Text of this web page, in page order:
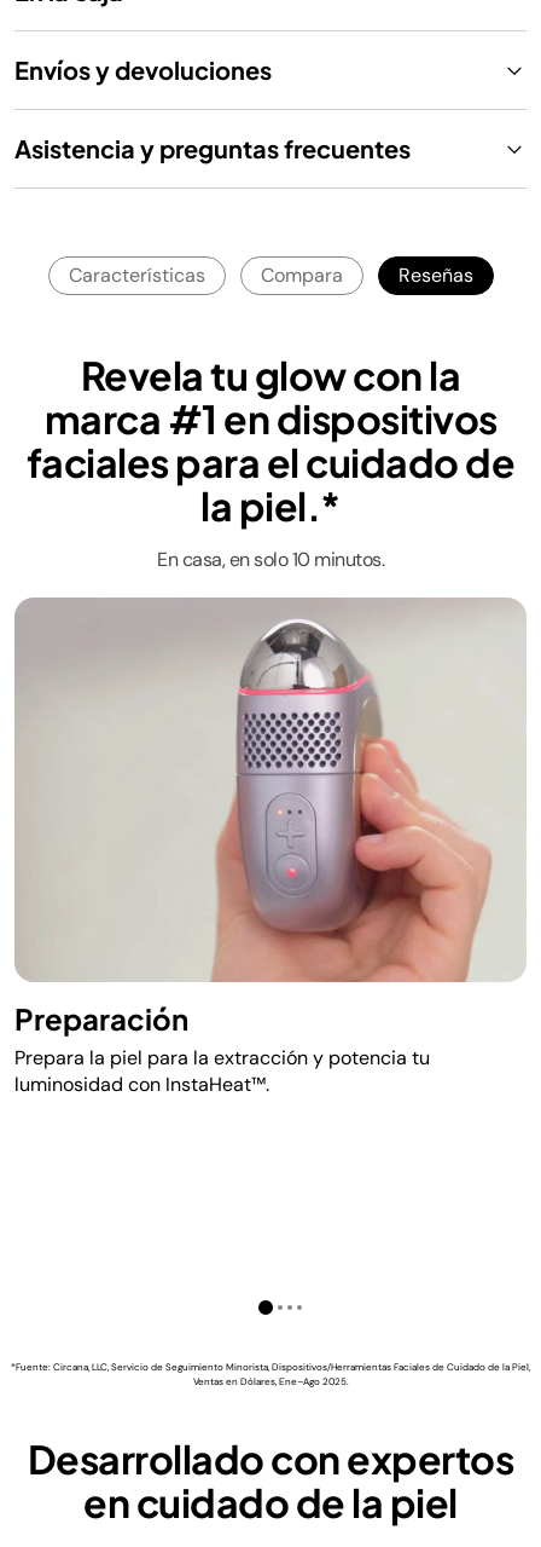
Envíos y devoluciones
Asistencia y preguntas frecuentes
Características Compara Reseñas
Revela tu glow con la
marca #1 en dispositivos
faciales para el cuidado de
la piel.*
En casa, en solo 10 minutos.
Preparación
Prepara la piel para la extracción y potencia tu
luminosidad con InstaHeat™.
*Fuente: Circana, LLC, Servicio de Seguimiento Minorista, Dispositivos/Herramientas Faciales de Cuidado de la Piel,
Ventas en Dólares, Ene–Ago 2025.
Desarrollado con expertos
en cuidado de la piel